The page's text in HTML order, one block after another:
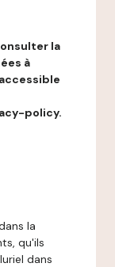
la
à
policy.
la
qu'ils
dans